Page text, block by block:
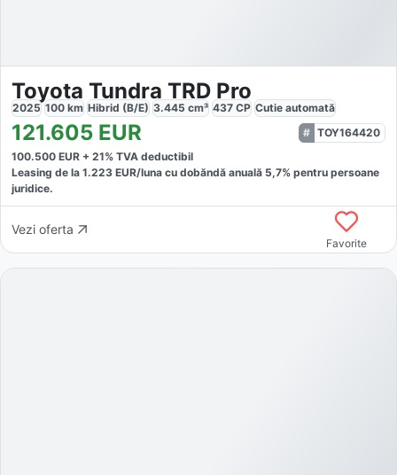
Toyota Tundra TRD Pro
2025 100 km Hibrid (B/E) 3.445 cm³ 437 CP Cutie automată
121.605 EUR
TOY164420
100.500 EUR + 21% TVA deductibil
Leasing de la 1.223 EUR/luna cu dobăndă anuală 5,7% pentru persoane
juridice.
Vezi oferta
Favorite